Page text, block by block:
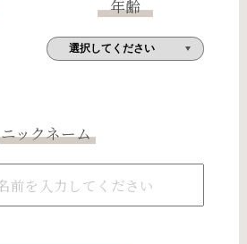
年齢
ニックネーム